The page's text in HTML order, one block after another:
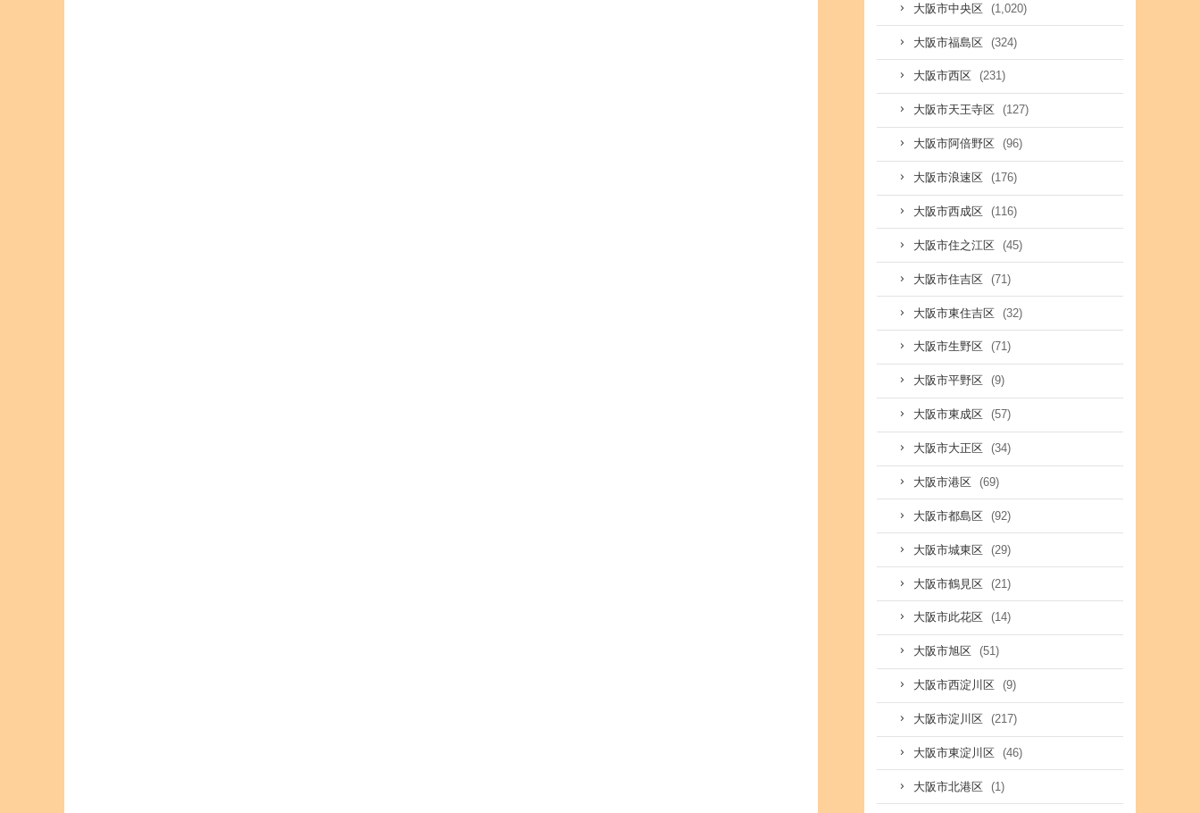
大阪市中央区 (1,020)
大阪市福島区 (324)
大阪市西区 (231)
大阪市天王寺区 (127)
大阪市阿倍野区 (96)
大阪市浪速区 (176)
大阪市西成区 (116)
大阪市住之江区 (45)
大阪市住吉区 (71)
大阪市東住吉区 (32)
大阪市生野区 (71)
大阪市平野区 (9)
大阪市東成区 (57)
大阪市大正区 (34)
大阪市港区 (69)
大阪市都島区 (92)
大阪市城東区 (29)
大阪市鶴見区 (21)
大阪市此花区 (14)
大阪市旭区 (51)
大阪市西淀川区 (9)
大阪市淀川区 (217)
大阪市東淀川区 (46)
大阪市北港区 (1)